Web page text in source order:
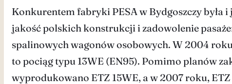
Konkurentem fabryki PESA w Bydgoszczy była
jakość polskich konstrukcji i zadowolenie
spalinowych wagonów osobowych. W 2004
to pociąg typu 13WE (EN95). Pomimo planów
wyprodukowano ETZ 15WE, a w 2007 roku,